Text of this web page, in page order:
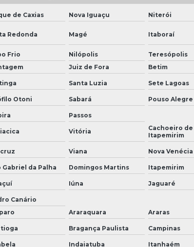
de Caxias Nova Iguaçu Niterói
Redonda Magé Itaboraí
Frio Nilópolis Teresópolis
Juiz de Fora Betim
Santa Luzia Sete Lagoas
Otoni Sabará Pouso Alegre
Passos
Vitória
Cachoeiro de
Itapemirim
Viana Nova Venécia
Gabriel da Palha Domingos Martins Itapemirim
Iúna Jaguaré
Canário
Araraquara Araras
Bragança Paulista Campinas
Indaiatuba Itanhaém